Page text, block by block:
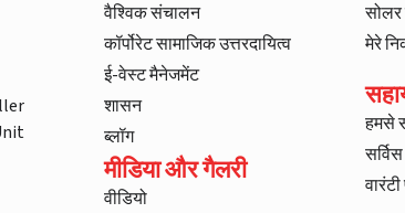
वैश्विक संचालन
कॉर्पोरेट सामाजिक उत्तरदायित्व
ई-वेस्ट मैनेजमेंट
शासन
ब्लॉग
मीडिया और गैलरी
वीडियो
मेरे
हमसे
सर्विस